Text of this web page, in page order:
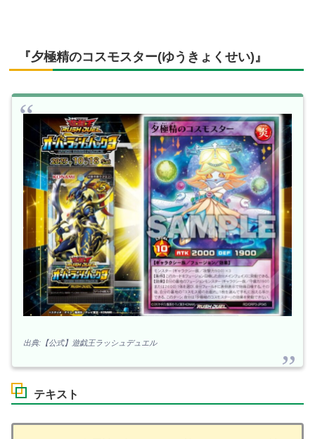
『夕極精のコスモスター(ゆうきょくせい)』
出典:【公式】遊戯王ラッシュデュエル
テキスト